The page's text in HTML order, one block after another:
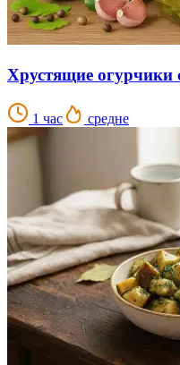
Хрустящие огурчики
1 час средне